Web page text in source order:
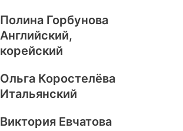
Полина Горбунова
Английский,
корейский
Ольга Коростелёва
Итальянский
Виктория Евчатова